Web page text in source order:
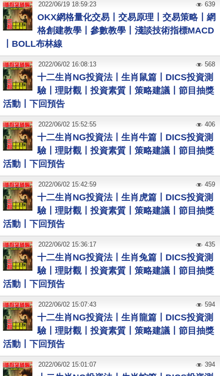
OKX網格量化交易〡交易原理〡交易策略〡網
格創建教學〡參數教學〡淺談技術指標MACD
〡BOLL布林線
2022/06/19 18:59:23 639
十二生肖NG投資法〡生肖鼠篇〡DICS投資測
驗〡理財觀〡投資素質〡策略建議〡節目抽獎
活動〡下回預告
2022/06/02 16:08:13 568
十二生肖NG投資法〡生肖牛篇〡DICS投資測
驗〡理財觀〡投資素質〡策略建議〡節目抽獎
活動〡下回預告
2022/06/02 15:52:55 406
十二生肖NG投資法〡生肖虎篇〡DICS投資測
驗〡理財觀〡投資素質〡策略建議〡節目抽獎
活動〡下回預告
2022/06/02 15:42:59 459
十二生肖NG投資法〡生肖兔篇〡DICS投資測
驗〡理財觀〡投資素質〡策略建議〡節目抽獎
活動〡下回預告
2022/06/02 15:36:17 435
十二生肖NG投資法〡生肖龍篇〡DICS投資測
驗〡理財觀〡投資素質〡策略建議〡節目抽獎
活動〡下回預告
2022/06/02 15:07:43 594
2022/06/02 15:01:07 394